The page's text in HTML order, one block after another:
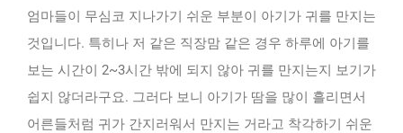
엄마들이 무심코 지나가기 쉬운 부분이 아기가 귀를 만지는
것입니다. 특히나 저 같은 직장맘 같은 경우 하루에 아기를
보는 시간이 2~3시간 밖에 되지 않아 귀를 만지는지 보기가
쉽지 않더라구요. 그러다 보니 아기가 땀을 많이 흘리면서
어른들처럼 귀가 간지러워서 만지는 거라고 착각하기 쉬운